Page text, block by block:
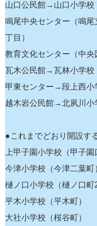
山口公民館→山口小学校
鳴尾中央センター（鳴
丁目）
教育文化センター（中
瓦木公民館→瓦林小学校
甲東センター→段上西小
越木岩公民館→北夙川小
●これまでどおり開設す
上甲子園小学校（甲子園
今津小学校（今津二葉町
樋ノ口小学校（樋ノ口町
平木小学校（平木町）
大社小学校（桜谷町）